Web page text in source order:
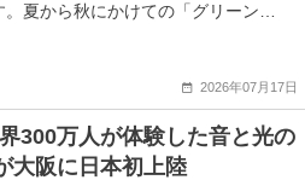
夏から秋にかけての「グリーン…
2026年07月17日
300万人が体験した音と光の
大阪に日本初上陸